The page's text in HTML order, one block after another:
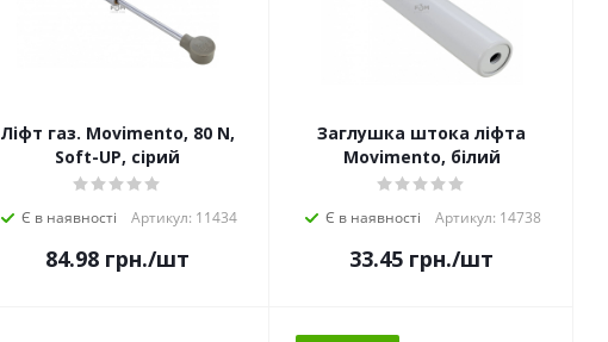
Ліфт газ. Movimento, 80 N,
Soft-UP, сірий
Є в наявності Артикул: 11434
84.98 грн./шт
Заглушка штока ліфта
Movimento, білий
Є в наявності Артикул: 14738
33.45 грн./шт